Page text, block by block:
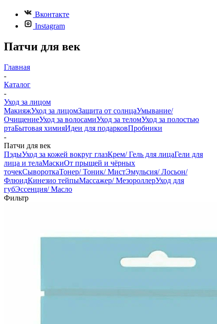
Вконтакте
Instagram
Патчи для век
Главная
-
Каталог
-
Уход за лицом
МакияжУход за лицомЗащита от солнцаУмывание/
ОчищениеУход за волосамиУход за теломУход за полостью
ртаБытовая химияИдеи для подарковПробники
-
Патчи для век
ПэдыУход за кожей вокруг глазКрем/ Гель для лицаГели для
лица и телаМаскиОт прыщей и чёрных
точекСывороткаТонер/ Тоник/ МистЭмульсия/ Лосьон/
ФлюидКинезио тейпыМассажер/ МезороллерУход для
губЭссенция/ Масло
Фильтр